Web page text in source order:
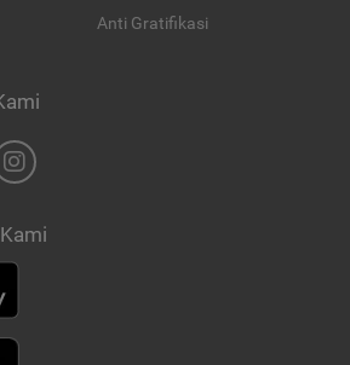
Anti Gratifikasi